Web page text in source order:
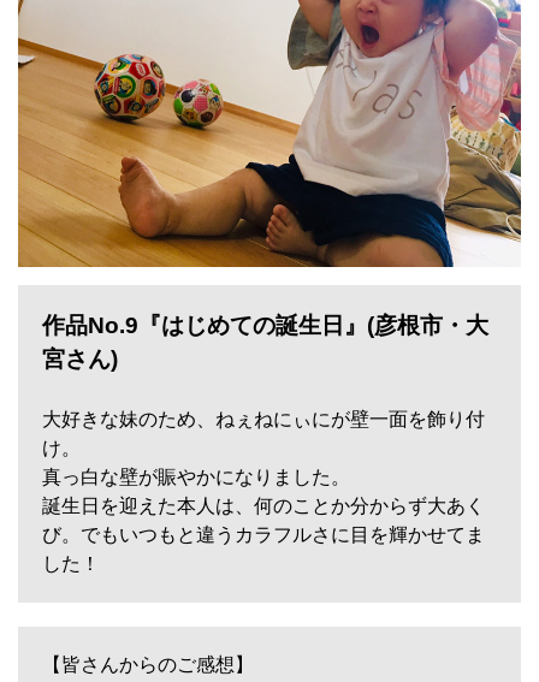
作品No.9『はじめての誕生日』(彦根市・大
宮さん)
大好きな妹のため、ねぇねにぃにが壁一面を飾り付
け。
真っ白な壁が賑やかになりました。
誕生日を迎えた本人は、何のことか分からず大あく
び。でもいつもと違うカラフルさに目を輝かせてま
した！
【皆さんからのご感想】